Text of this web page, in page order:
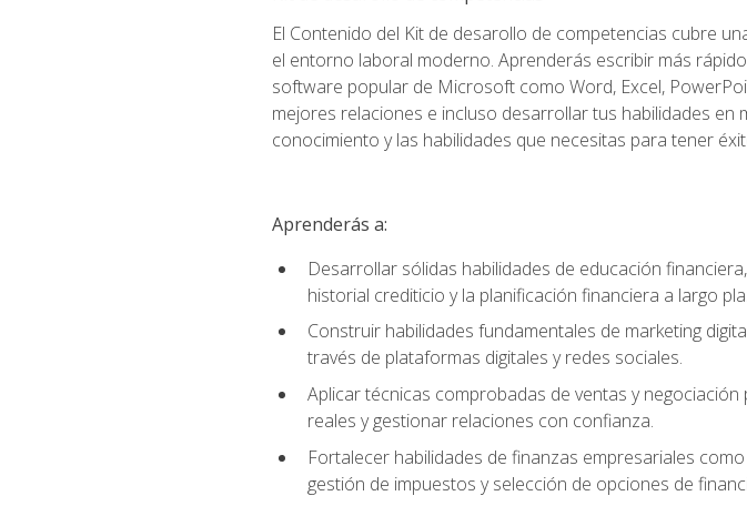
El Contenido del Kit de desarollo de competencias cubre
el entorno laboral moderno. Aprenderás escribir más
software popular de Microsoft como Word, Excel,
mejores relaciones e incluso desarrollar tus habilidades en
conocimiento y las habilidades que necesitas para tener
Aprenderás a:
Desarrollar sólidas habilidades de educación
historial crediticio y la planificación financiera a largo
Construir habilidades fundamentales de marketing
través de plataformas digitales y redes sociales.
Aplicar técnicas comprobadas de ventas y
reales y gestionar relaciones con confianza.
Fortalecer habilidades de finanzas empresariales
gestión de impuestos y selección de opciones de